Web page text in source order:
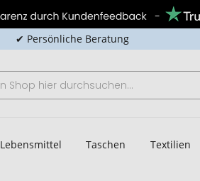
✔ Persönliche Beratung
Lebensmittel Taschen Textilien